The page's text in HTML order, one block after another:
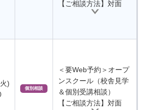
【ご相談方法】対面
)
個別相談
＜要Web予約＞オープ
ンスクール（校舎見学
＆個別受講相談）
【ご相談方法】対面